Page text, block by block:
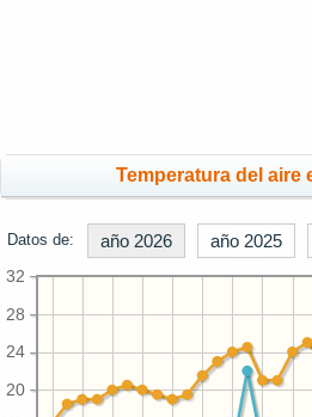
Temperatura del aire
Datos de: año 2026 año 2025
20
24
28
32